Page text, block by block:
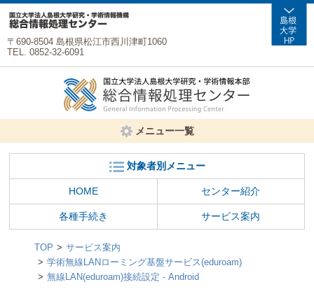
〒690-8504 島根県松江市西川津町1060
TEL. 0852-32-6091
メニュー一覧
対象者別メニュー
HOME センター紹介
各種手続き サービス案内
TOP
サービス案内
学術無線LANローミング基盤サービス(eduroam)
無線LAN(eduroam)接続設定 - Android